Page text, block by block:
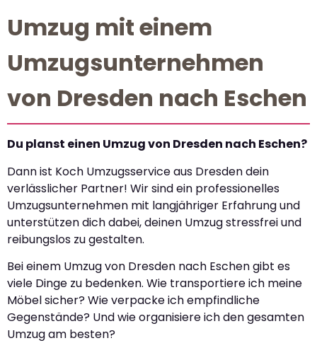
Umzug mit einem
Umzugsunternehmen
von Dresden nach Eschen
Du planst einen Umzug von Dresden nach Eschen?
Dann ist Koch Umzugsservice aus Dresden dein
verlässlicher Partner! Wir sind ein professionelles
Umzugsunternehmen mit langjähriger Erfahrung und
unterstützen dich dabei, deinen Umzug stressfrei und
reibungslos zu gestalten.
Bei einem Umzug von Dresden nach Eschen gibt es
viele Dinge zu bedenken. Wie transportiere ich meine
Möbel sicher? Wie verpacke ich empfindliche
Gegenstände? Und wie organisiere ich den gesamten
Umzug am besten?